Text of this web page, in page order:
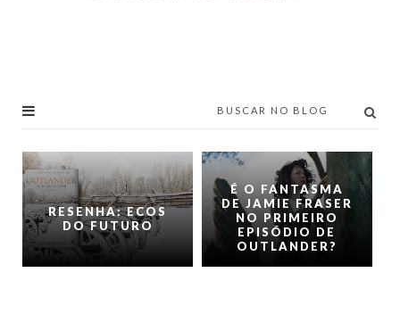
RESENHA: ECOS
DO FUTURO
É O FANTASMA
DE JAMIE FRASER
NO PRIMEIRO
EPISÓDIO DE
OUTLANDER?